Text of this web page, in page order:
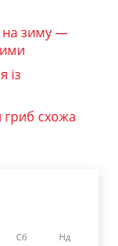
на зиму —
із
гриб схожа
Сб Нд